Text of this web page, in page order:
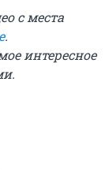
с места
.
интересное